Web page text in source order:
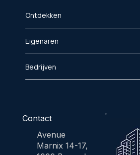
Ontdekken
Eigenaren
Bedrijven
Contact
Avenue
Marnix 14-17,